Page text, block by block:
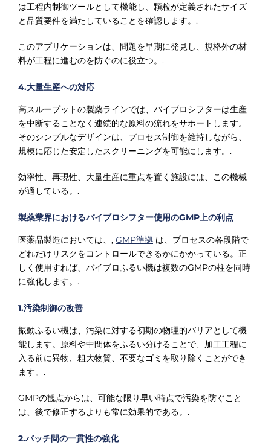
は工程内制御ツールとして機能し、顆粒が定義されたサイズ
と品質要件を満たしていることを確認します。.
このアプリケーションは、問題を早期に発見し、規格外の材
料が工程に進むのを防ぐのに役立つ。.
4.大量生産への対応
高スループットの製薬ラインでは、バイブロシフターは生産
を中断することなく連続的な原料の流れをサポートします。
そのシンプルなデザインは、プロセス制御を維持しながら、
規模に応じた安定したスクリーニングを可能にします。.
効率性、再現性、大量生産に重点を置く施設には、この機械
が適している。.
製薬業界におけるバイブロシフター使用のGMP上の利点
医薬品製造においては、, GMP準拠 は、プロセスの各段階で
どれだけリスクをコントロールできるかにかかっている。正
しく使用すれば、バイブロふるい機は複数のGMPの柱を同時
に強化します。.
1.汚染制御の改善
振動ふるい機は、汚染に対する初期の物理的バリアとして機
能します。原料や中間体をふるい分けることで、加工工程に
入る前に異物、粗大物質、不要なゴミを取り除くことができ
ます。.
GMPの観点からは、可能な限り早い時点で汚染を防ぐこと
は、後で修正するよりも常に効果的である。.
2.バッチ間の一貫性の強化